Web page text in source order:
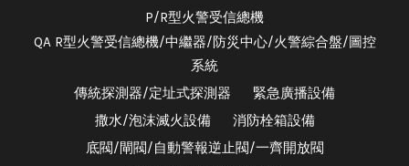
P/R型火警受信總機
QA R型火警受信總機/中繼器/防災中心/火警綜合盤/圖控
系統
傳統探測器/定址式探測器
緊急廣播設備
撒水/泡沫滅火設備
消防栓箱設備
底閥/閘閥/自動警報逆止閥/一齊開放閥